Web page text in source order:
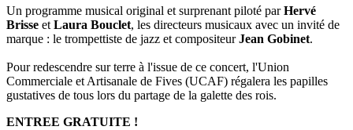
Un programme musical original et surprenant piloté parHervé
Brisse et Laura Bouclet, les directeurs musicaux avec un invité de
marque : le trompettiste de jazz et compositeurJean Gobinet.
Pour redescendre sur terre à l'issue de ce concert, l'Union
Commerciale et Artisanale de Fives (UCAF) régalera les papilles
gustatives de tous lors du partage de la galette des rois.
ENTREE GRATUITE !